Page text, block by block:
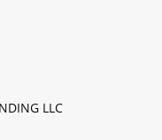
LLC